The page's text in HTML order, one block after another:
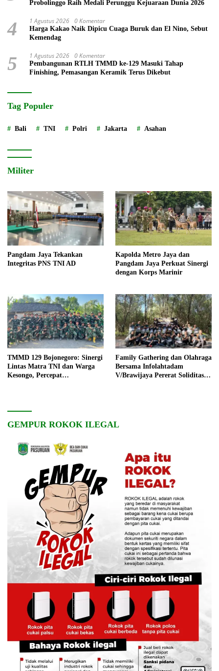
Probolinggo Raih Medali Perunggu Kejuaraan Dunia 2026
4 1 Agustus 2026 0 Komentar
Harga Kakao Naik Dipicu Cuaga Buruk dan El Nino, Sebut
Kemendag
5 1 Agustus 2026 0 Komentar
Pembangunan RTLH TMMD ke-129 Masuki Tahap
Finishing, Pemasangan Keramik Terus Dikebut
Tag Populer
Bali TNI Polri Jakarta Asahan
Militer
Pangdam Jaya Tekankan
Integritas PNS TNI AD
Kapolda Metro Jaya dan
Pangdam Jaya Perkuat Sinergi
dengan Korps Marinir
TMMD 129 Bojonegoro: Sinergi
Lintas Matra TNI dan Warga
Kesongo, Percepat
Family Gathering dan Olahraga
Bersama Infolahtadam
V/Brawijaya Pererat Soliditas
GEMPUR ROKOK ILEGAL